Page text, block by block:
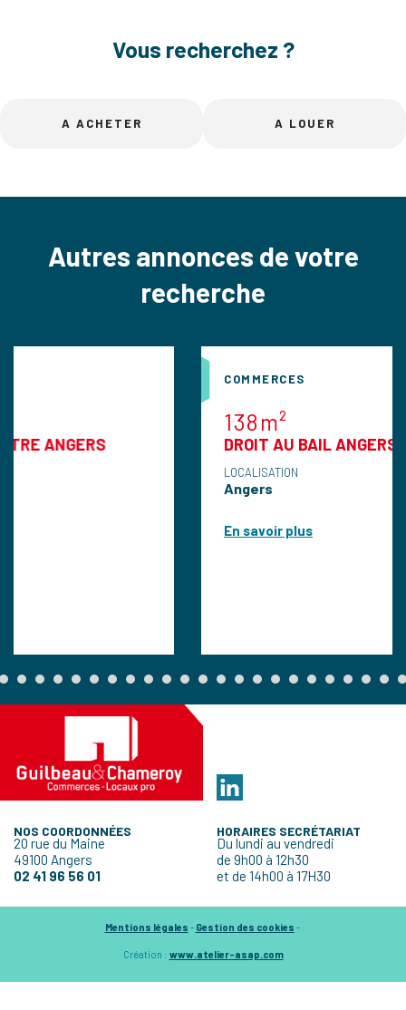
Vous recherchez ?
A ACHETER A LOUER
Autres annonces de votre
recherche
DROIT AU BAIL ANGERS
En savoir plus
NOS COORDONNÉES
20 rue du Maine
49100 Angers
02 41 96 56 01
HORAIRES SECRÉTARIAT
Du lundi au vendredi
de 9h00 à 12h30
et de 14h00 à 17H30
Mentions légales - Gestion des cookies -
Création : www.atelier-asap.com